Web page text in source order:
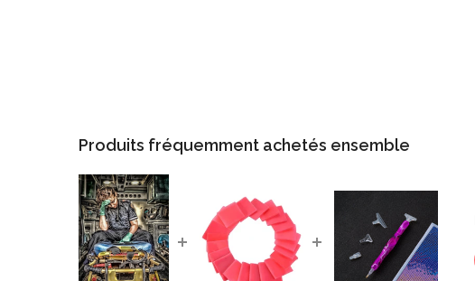
Produits fréquemment achetés ensemble